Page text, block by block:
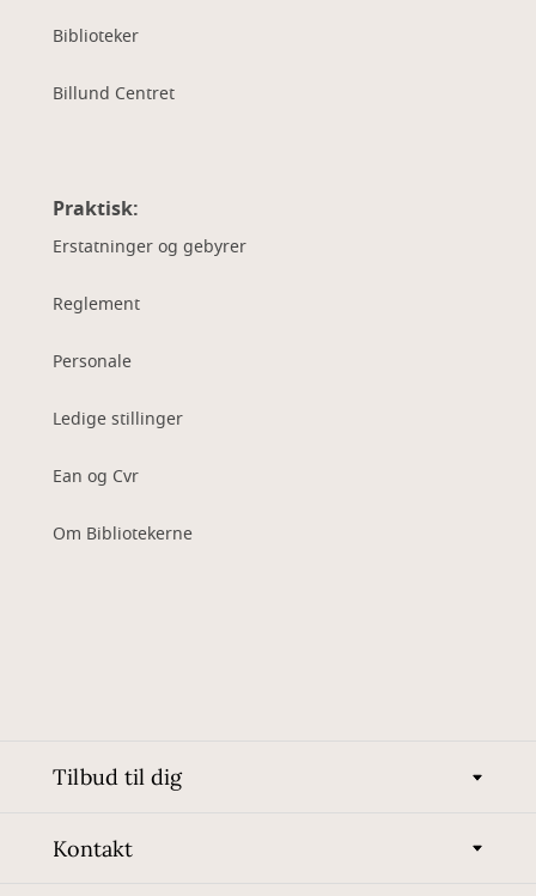
Biblioteker
Billund Centret
Praktisk:
Erstatninger og gebyrer
Reglement
Personale
Ledige stillinger
Ean og Cvr
Om Bibliotekerne
Tilbud til dig
Kontakt